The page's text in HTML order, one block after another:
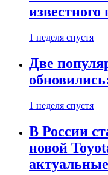
1 неделя спустя
Две
1 неделя спустя
В России
новой